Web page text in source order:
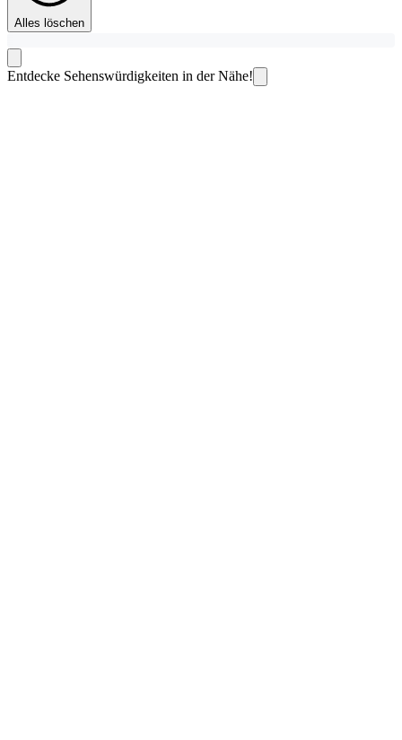
Alles löschen
Entdecke Sehenswürdigkeiten in der Nähe!